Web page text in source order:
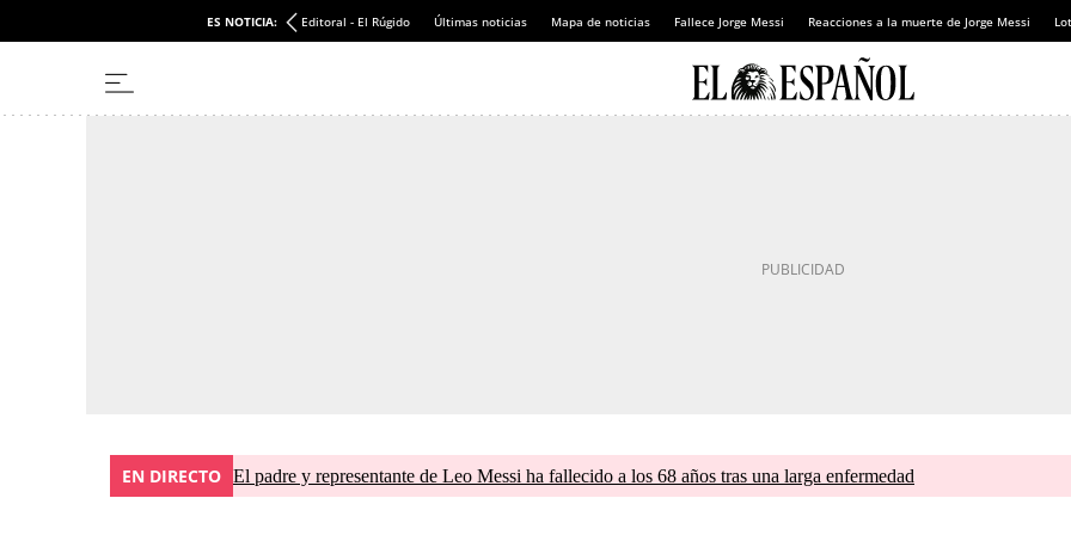
ES NOTICIA: Editoral - El Rúgido Últimas noticias Mapa de noticias Fallece Jorge Messi Reacciones a la muerte de Jorge Messi
EN DIRECTO El padre y representante de Leo Messi ha fallecido a los 68 años tras una larga enfermedad